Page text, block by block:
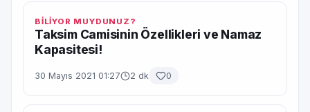
BİLİYOR MUYDUNUZ?
Taksim Camisinin Özellikleri ve Namaz
Kapasitesi!
30 Mayıs 2021 01:27 2 dk 0